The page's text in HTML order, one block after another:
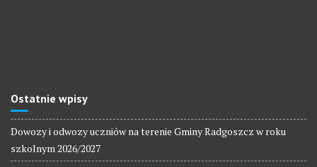
Ostatnie wpisy
Dowozy i odwozy uczniów na terenie Gminy Radgoszcz w roku
szkolnym 2026/2027